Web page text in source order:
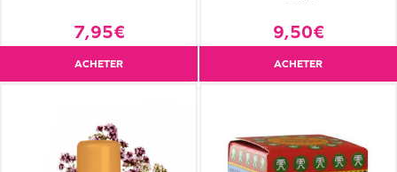
7,95€
ACHETER
9,50€
ACHETER